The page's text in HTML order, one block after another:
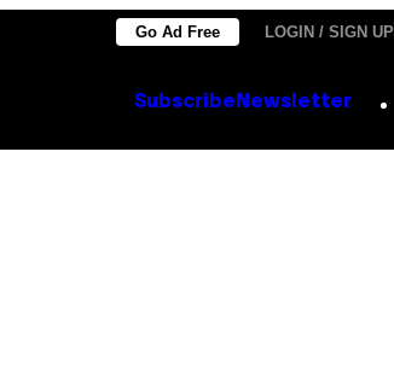
Go Ad Free LOGIN / SIGN UP
Subscribe Newsletter